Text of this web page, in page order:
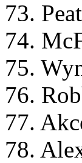
73.
74.
75.
76.
77.
78.